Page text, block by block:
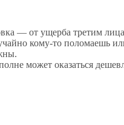
— от ущерба третим
кому-то поломаешь
может оказаться